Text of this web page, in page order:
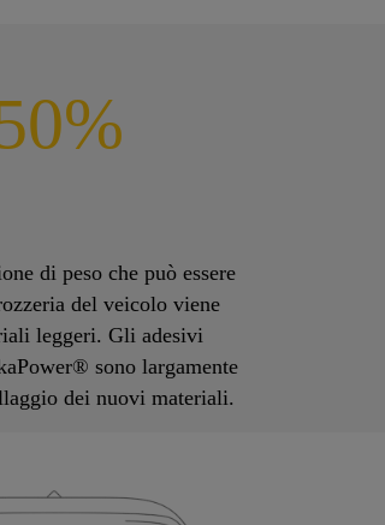
di peso che può essere
del veicolo viene
leggeri. Gli adesivi
sono largamente
dei nuovi materiali.